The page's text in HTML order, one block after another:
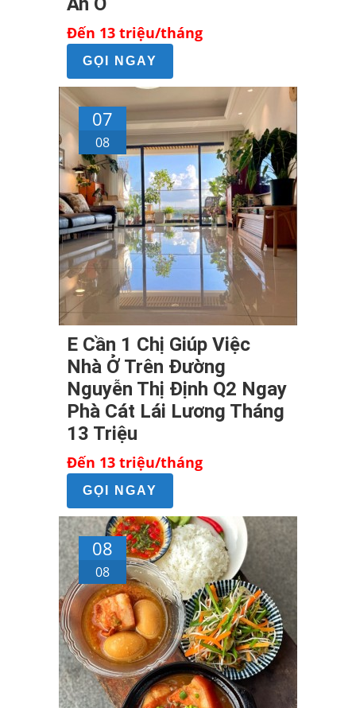
Đến 13 triệu/tháng
GỌI NGAY
07
08
E Cần 1 Chị Giúp Việc
Nhà Ở Trên Đường
Nguyễn Thị Định Q2 Ngay
Phà Cát Lái Lương Tháng
13 Triệu
Đến 13 triệu/tháng
GỌI NGAY
08
08